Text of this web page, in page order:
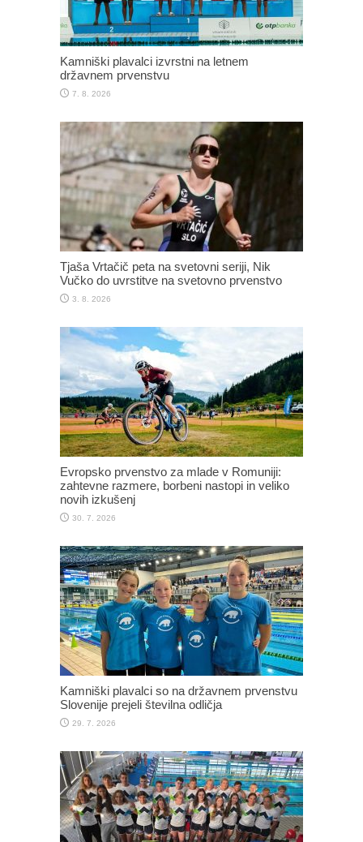
Kamniški plavalci izvrstni na letnem
državnem prvenstvu
7. 8. 2026
Tjaša Vrtačič peta na svetovni seriji, Nik
Vučko do uvrstitve na svetovno prvenstvo
3. 8. 2026
Evropsko prvenstvo za mlade v Romuniji:
zahtevne razmere, borbeni nastopi in veliko
novih izkušenj
30. 7. 2026
Kamniški plavalci so na državnem prvenstvu
Slovenije prejeli številna odličja
29. 7. 2026